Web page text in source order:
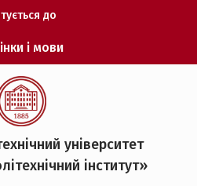
до
ХПІ
на
про
з ДержНДІ
і мови
університет
iнститут»